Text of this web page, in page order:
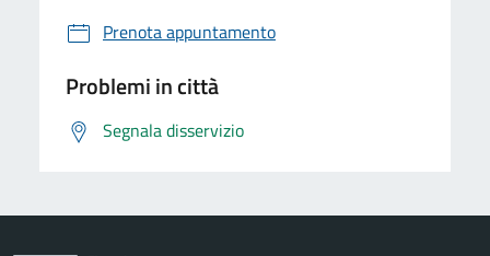
Prenota appuntamento
Problemi in città
Segnala disservizio